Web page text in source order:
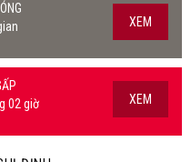
XEM
02 giờ
XEM